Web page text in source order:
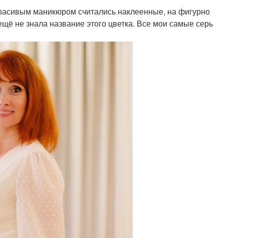
маникюром считались наклеенные, на фигурно
не знала название этого цветка. Все мои самые серь